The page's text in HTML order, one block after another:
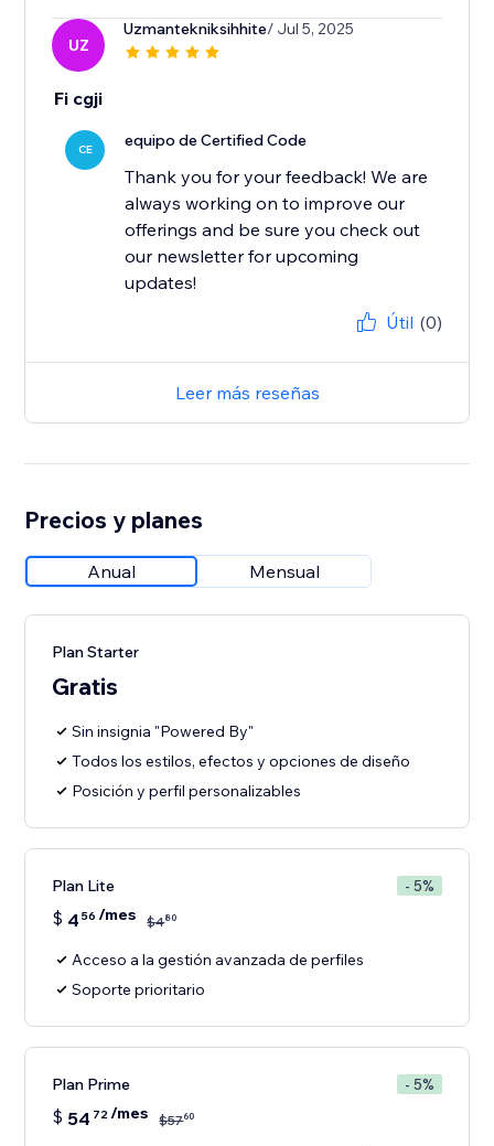
UZ
Uzmantekniksihhite/ Jul 5, 2025
Fi cgji
CE equipo de Certified Code
Thank you for your feedback! We are
always working on to improve our
offerings and be sure you check out
our newsletter for upcoming
updates!
Útil (0)
Leer más reseñas
Precios y planes
Anual Mensual
Plan Starter
Gratis
Sin insignia "Powered By"
Todos los estilos, efectos y opciones de diseño
Posición y perfil personalizables
Plan Lite - 5%
$ 4 56 /mes $480
Acceso a la gestión avanzada de perfiles
Soporte prioritario
Plan Prime - 5%
$ 54 72/mes $5760